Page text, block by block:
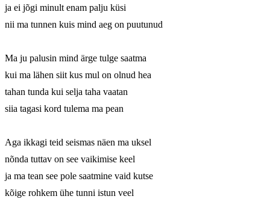
ja ei jõgi minult enam palju küsi
nii ma tunnen kuis mind aeg on puutunud
Ma ju palusin mind ärge tulge saatma
kui ma lähen siit kus mul on olnud hea
tahan tunda kui selja taha vaatan
siia tagasi kord tulema ma pean
Aga ikkagi teid seismas näen ma uksel
nõnda tuttav on see vaikimise keel
ja ma tean see pole saatmine vaid kutse
kõige rohkem ühe tunni istun veel